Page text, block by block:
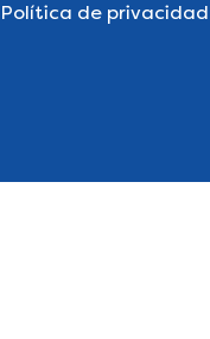
Política de privacidad